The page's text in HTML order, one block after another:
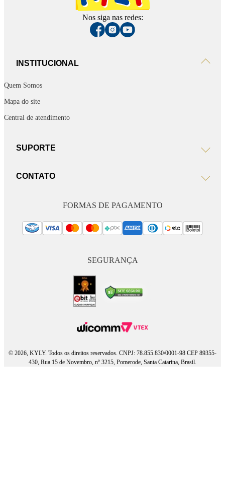
Nos siga nas redes:
INSTITUCIONAL
Quem Somos
Mapa do site
Central de atendimento
SUPORTE
CONTATO
FORMAS DE PAGAMENTO
SEGURANÇA
© 2026, KYLY. Todos os direitos reservados. CNPJ: 78.855.830/0001-98 CEP 89355-
430, Rua 15 de Novembro, nº 3215, Pomerode, Santa Catarina, Brasil.